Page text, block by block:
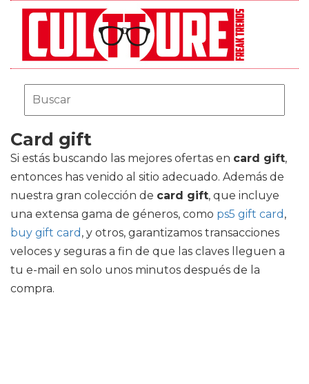
Card gift
Si estás buscando las mejores ofertas en card gift,
entonces has venido al sitio adecuado. Además de
nuestra gran colección de card gift, que incluye
una extensa gama de géneros, como ps5 gift card ,
buy gift card , y otros, garantizamos transacciones
veloces y seguras a fin de que las claves lleguen a
tu e-mail en solo unos minutos después de la
compra.